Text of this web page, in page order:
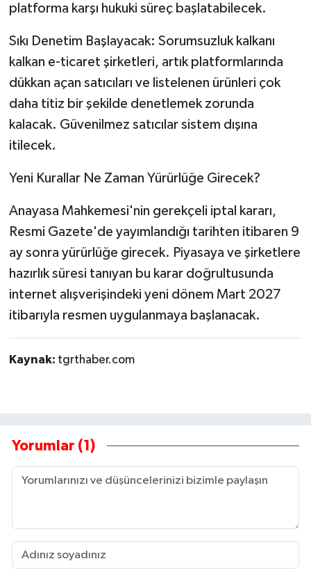
platforma karşı hukuki süreç başlatabilecek.
Sıkı Denetim Başlayacak: Sorumsuzluk kalkanı
kalkan e-ticaret şirketleri, artık platformlarında
dükkan açan satıcıları ve listelenen ürünleri çok
daha titiz bir şekilde denetlemek zorunda
kalacak. Güvenilmez satıcılar sistem dışına
itilecek.
Yeni Kurallar Ne Zaman Yürürlüğe Girecek?
Anayasa Mahkemesi'nin gerekçeli iptal kararı,
Resmi Gazete'de yayımlandığı tarihten itibaren 9
ay sonra yürürlüğe girecek. Piyasaya ve şirketlere
hazırlık süresi tanıyan bu karar doğrultusunda
internet alışverişindeki yeni dönem Mart 2027
itibarıyla resmen uygulanmaya başlanacak.
Kaynak: tgrthaber.com
Yorumlar (1)